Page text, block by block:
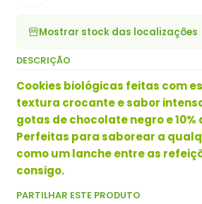
Mostrar stock das localizações
DESCRIÇÃO
Cookies biológicas feitas com
textura crocante e sabor
gotas de chocolate negro e 10%
Perfeitas para saborear a
como um lanche entre as
consigo.
PARTILHAR ESTE PRODUTO